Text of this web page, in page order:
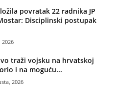
povratak 22 radnika JP
Disciplinski postupak
2026
traži vojsku na hrvatskoj
i na moguću...
2026